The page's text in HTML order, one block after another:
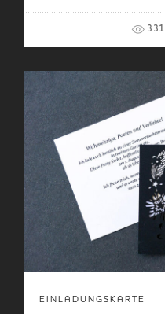
331
EINLADUNGSKARTE